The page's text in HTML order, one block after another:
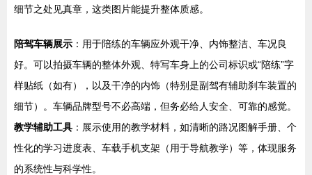
细节之处见真章，这类图片能提升整体质感。
陪驾车辆展示 ：用于陪练的车辆应外观干净、内饰整洁、车况良
好。可以拍摄车辆的整体外观、特写车身上的公司标识或“陪练”字
样贴纸（如有），以及干净的内饰（特别是副驾有辅助刹车装置的
细节）。车辆品牌型号不必高端，但务必给人安全、可靠的感觉。
教学辅助工具 ：展示使用的教学材料，如清晰的路况图解手册、个
性化的学习进度表、车载手机支架（用于导航教学）等，体现服务
的系统性与科学性。